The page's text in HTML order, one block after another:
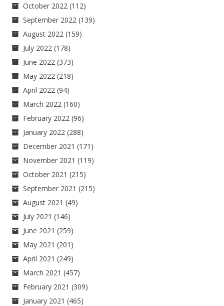
October 2022 (112)
September 2022 (139)
August 2022 (159)
July 2022 (178)
June 2022 (373)
May 2022 (218)
April 2022 (94)
March 2022 (160)
February 2022 (96)
January 2022 (288)
December 2021 (171)
November 2021 (119)
October 2021 (215)
September 2021 (215)
August 2021 (49)
July 2021 (146)
June 2021 (259)
May 2021 (201)
April 2021 (249)
March 2021 (457)
February 2021 (309)
January 2021 (465)